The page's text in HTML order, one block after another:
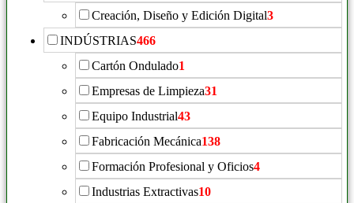
Creación, Diseño y Edición Digital3
INDÚSTRIAS466
Cartón Ondulado1
Empresas de Limpieza31
Equipo Industrial43
Fabricación Mecánica138
Formación Profesional y Oficios4
Industrias Extractivas10